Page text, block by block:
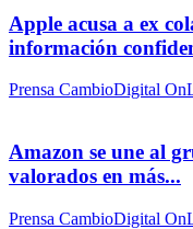
Apple acusa a ex
información
Prensa CambioDigital
Amazon se une al
valorados en más...
Prensa CambioDigital